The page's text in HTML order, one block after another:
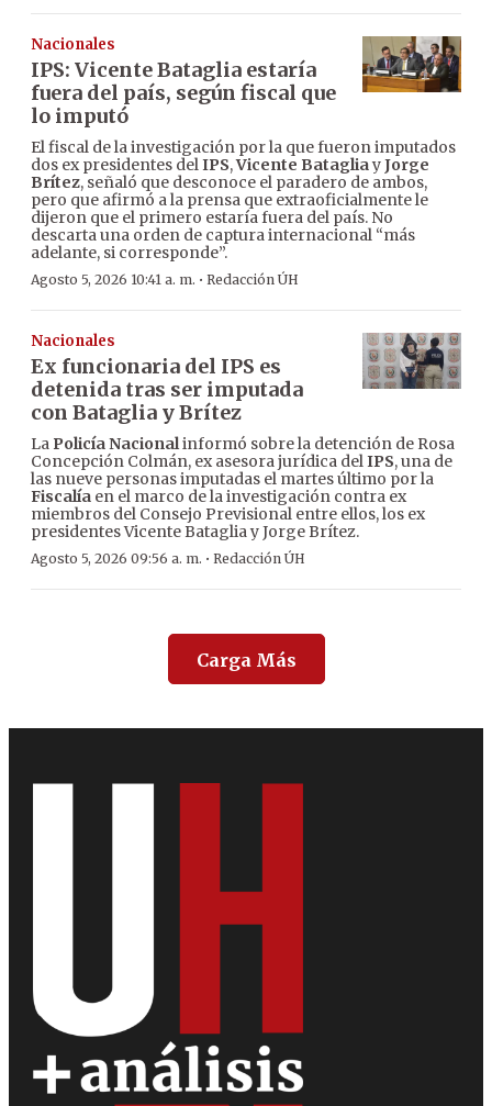
Nacionales
IPS: Vicente Bataglia estaría
fuera del país, según fiscal que
lo imputó
El fiscal de la investigación por la que fueron imputados
dos ex presidentes delIPS,Vicente BatagliayJorge
Brítez, señaló que desconoce el paradero de ambos,
pero que afirmó a la prensa que extraoficialmente le
dijeron que el primero estaría fuera del país. No
descarta una orden de captura internacional “más
adelante, si corresponde”.
Agosto 5, 2026 10:41 a. m. · Redacción ÚH
Nacionales
Ex funcionaria del IPS es
detenida tras ser imputada
con Bataglia y Brítez
La Policía Nacionalinformó sobre la detención de Rosa
Concepción Colmán, ex asesora jurídica delIPS, una de
las nueve personas imputadas el martes último por la
Fiscalía en el marco de la investigación contra ex
miembros del Consejo Previsional entre ellos, los ex
presidentes Vicente Bataglia y Jorge Brítez.
Agosto 5, 2026 09:56 a. m. · Redacción ÚH
Carga Más